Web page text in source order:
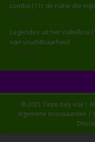
Lombo (11): de ruïne die
30 juli 2026
Legendes uit het Valtellina
van vruchtbaarheid
27 juli 2026
© 2021 Taste Italy vzw |
Algemene Voorwaarden |